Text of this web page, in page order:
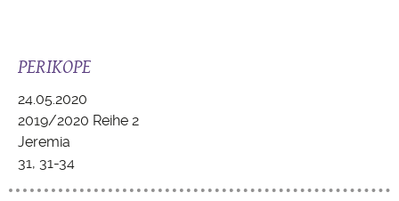
PERIKOPE
24.05.2020
2019/2020 Reihe 2
Jeremia
31, 31-34